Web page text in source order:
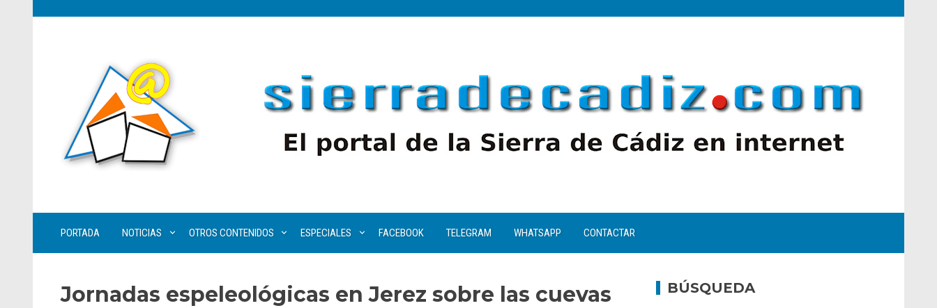
PORTADA NOTICIAS OTROS CONTENIDOS ESPECIALES FACEBOOK TELEGRAM WHATSAPP CONTACTAR
Jornadas espeleológicas en Jerez sobre las cuevas
BÚSQUEDA